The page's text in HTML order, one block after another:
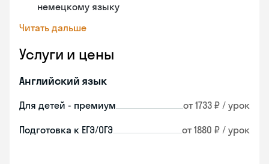
немецкому языку
Читать дальше
Услуги и цены
Английский язык
Для детей - премиум от 1733 ₽ / урок
Подготовка к ЕГЭ/ОГЭ от 1880 ₽ / урок